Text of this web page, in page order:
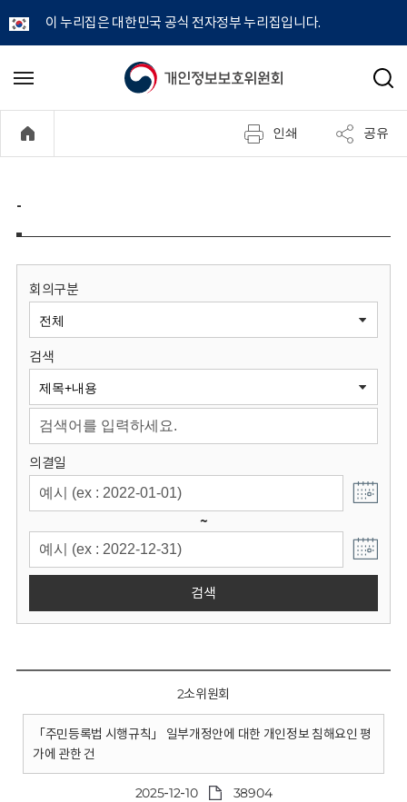
이 누리집은 대한민국 공식 전자정부 누리집입니다.
개
정
보
원
회
메
기
검
인쇄 공유
-
회의구분
검색
의결일
~
검색
2소위원회
「주민등록법 시행규칙」 일부개정안에 대한 개인정보 침해요인 평
가에 관한 건
2025-12-10 38904